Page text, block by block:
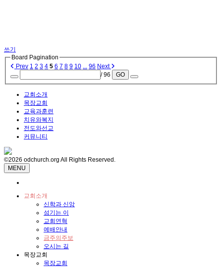
쓰기
Board Pagination
Prev 1 2 3 4 5 6 7 8 9 10 ... 96 Next
/ 96
GO
교회소개
목장교회
교육과훈련
치유와복지
전도와선교
커뮤니티
©2026 odchurch.org All Rights Reserved.
MENU
교회소개
신학과 신앙
섬기는 이
교회연혁
예배안내
금주의주보
오시는 길
목장교회
목장교회